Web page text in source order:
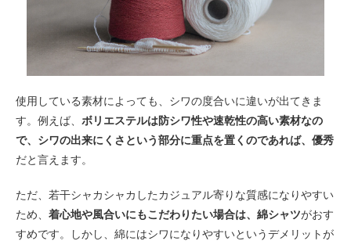
使用している素材によっても、シワの度合いに違いが出てきま
す。例えば、 ボリエステルは防シワ性や速乾性の高い素材なの
で、シワの出来にくさという部分に重点を置くのであれば、優秀
だと言えます。
ただ、若干シャカシャカしたカジュアル寄りな質感になりやすい
ため、 着心地や風合いにもこだわりたい場合は、綿シャツがおす
すめです。しかし、綿にはシワになりやすいというデメリットが